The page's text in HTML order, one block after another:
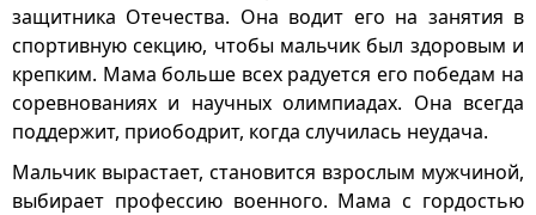
защитника Отечества. Она водит его на занятия в
спортивную секцию, чтобы мальчик был здоровым и
крепким. Мама больше всех радуется его победам на
соревнованиях и научных олимпиадах. Она всегда
поддержит, приободрит, когда случилась неудача.
Мальчик вырастает, становится взрослым мужчиной,
выбирает профессию военного. Мама с гордостью